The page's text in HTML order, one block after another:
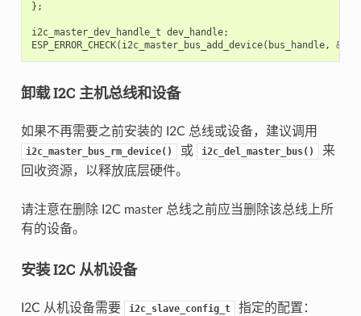
};
i2c_master_dev_handle_t dev_handle;
ESP_ERROR_CHECK( i2c_master_bus_add_device( bus_handle, &
卸载 I2C 主机总线和设备
如果不再需要之前安装的 I2C 总线或设备，建议调用
i2c_master_bus_rm_device() 或 i2c_del_master_bus()
来
回收资源，以释放底层硬件。
请注意在删除 I2C master 总线之前应当删除该总线上所
有的设备。
安装 I2C 从机设备
I2C 从机设备需要 i2c_slave_config_t 指定的配置：